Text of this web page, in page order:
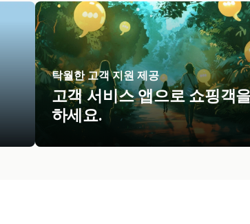
탁월한 고객 지원 제공
고객 서비스 앱으로 쇼핑객
하세요.